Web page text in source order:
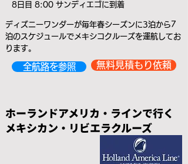
8日目 8:00 サンディエゴに到着
ディズニーワンダーが毎年春シーズンに3泊から7
泊のスケジュールでメキシコクルーズを運航してお
ります。
全航路を参照 無料見積もり依頼
ホーランドアメリカ・ラインで行く
メキシカン・リビエラクルーズ